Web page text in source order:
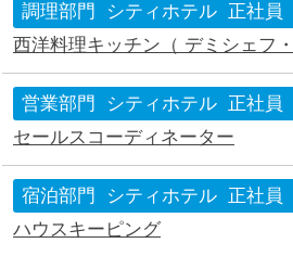
調理部門 シティホテル
正社員
西洋料理キッチン（ デミシェフ
営業部門 シティホテル
正社員
セールスコーディネーター
宿泊部門 シティホテル
正社員
ハウスキーピング